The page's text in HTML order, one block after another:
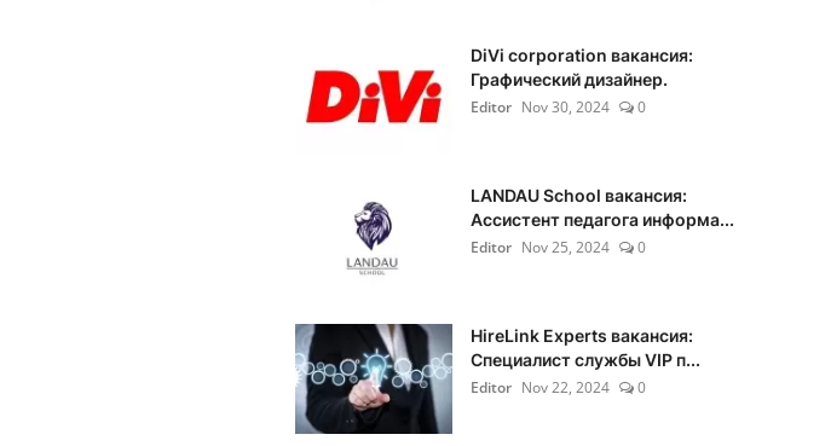
DiVi corporation вакансия:
Графический дизайнер.
Editor Nov 30, 2024 0
LANDAU School вакансия:
Ассистент педагога информа...
Editor Nov 25, 2024 0
HireLink Experts вакансия:
Специалист службы VIP п...
Editor Nov 22, 2024 0